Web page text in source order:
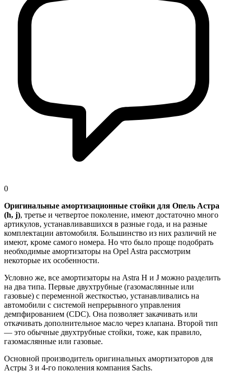
0
Оригинальные амортизационные стойки для Опель Астра
(h, j), третье и четвертое поколение, имеют достаточно много
артикулов, устанавливавшихся в разные года, и на разные
комплектации автомобиля. Большинство из них различий не
имеют, кроме самого номера. Но что было проще подобрать
необходимые амортизаторы на Opel Astra рассмотрим
некоторые их особенности.
Условно же, все амортизаторы на Astra H и J можно разделить
на два типа. Первые двухтрубные (газомаслянные или
газовые) с переменной жесткостью, устанавливались на
автомобили с системой непрерывного управления
демпфированием (CDC). Она позволяет закачивать или
откачивать дополнительное масло через клапана. Второй тип
— это обычные двухтрубные стойки, тоже, как правило,
газомаслянные или газовые.
Основной производитель оригинальных амортизаторов для
Астры 3 и 4-го поколения компания Sachs.